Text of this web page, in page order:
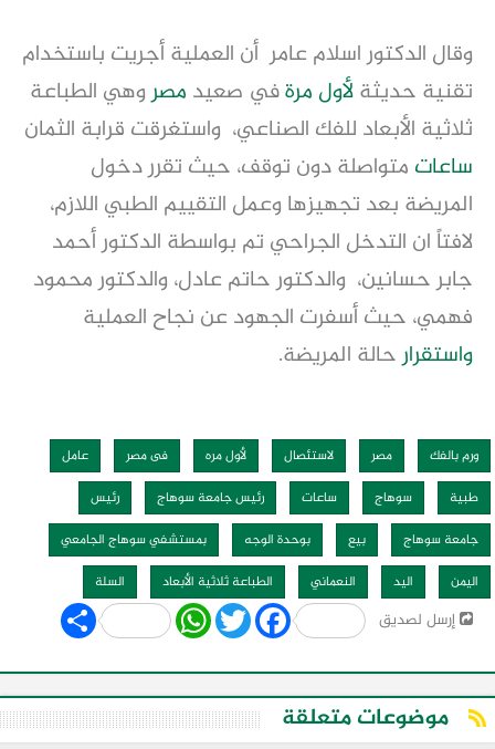
وقال الدكتور اسلام عامر أن العملية أجريت باستخدام
تقنية حديثةلأول مرةفي صعيد مصروهي الطباعة
ثلاثية الأبعاد للفك الصناعي، واستغرقت قرابة الثمان
ساعات متواصلة دون توقف، حيث تقرر دخول
المريضة بعد تجهيزها وعمل التقييم الطبي اللازم،
لافتاً ان التدخل الجراحي تم بواسطة الدكتور أحمد
جابر حسانين، والدكتور حاتم عادل، والدكتور محمود
فهمي، حيث أسفرت الجهود عن نجاح العملية
واستقرارحالة المريضة.
ورم بالفك مصر لاستئصال لأول مره فى مصر
عامل
طبية
سوهاج ساعات رئيس جامعة سوهاج
رئيس
جامعة سوهاج
بيع بوحدة الوجه
بمستشفي سوهاج الجامعي
اليمن
اليد النعماني الطباعة ثلاثية الأبعاد السلة
إرسل لصديق Share WhatsApp
Twitter Facebook
موضوعات متعلقة